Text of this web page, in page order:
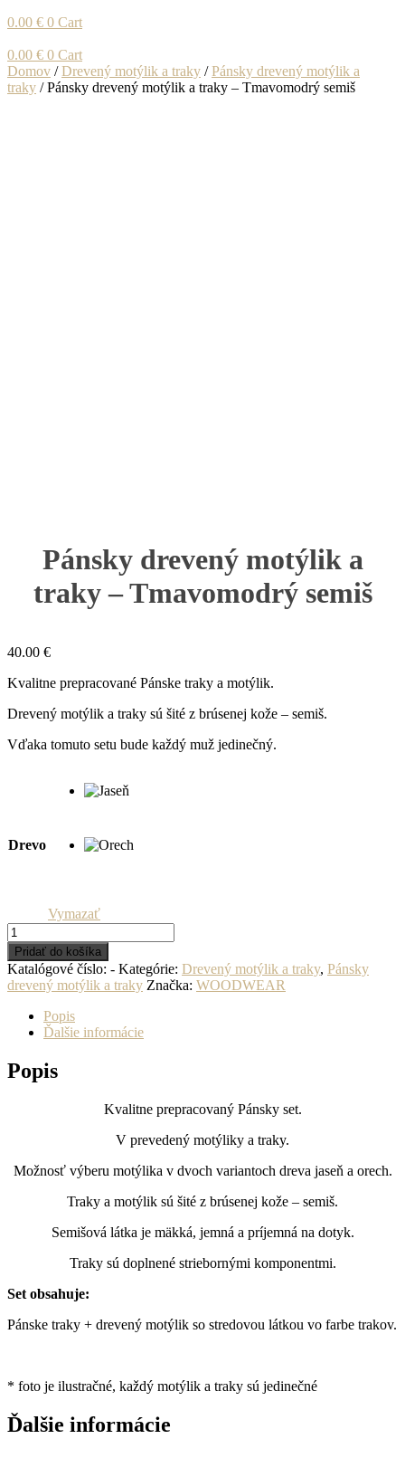
0.00 € 0 Cart
0.00 € 0 Cart
Domov /Drevený motýlik a traky /Pánsky drevený motýlik a
traky / Pánsky drevený motýlik a traky – Tmavomodrý semiš
Pánsky drevený motýlik a
traky – Tmavomodrý semiš
40.00 €
Kvalitne prepracované Pánske traky a motýlik.
Drevený motýlik a traky sú šité z brúsenej kože – semiš.
Vďaka tomuto setu bude každý muž jedinečný.
Drevo
Vymazať
množstvo
Pánsky
drevený
motýlik
a
traky
Tmavomodrý
semiš
Pridať do košíka
Katalógové číslo: - Kategórie: Drevený motýlik a traky, Pánsky
drevený motýlik a traky Značka: WOODWEAR
Popis
Ďalšie informácie
Popis
Kvalitne prepracovaný Pánsky set.
V prevedený motýliky a traky.
Možnosť výberu motýlika v dvoch variantoch dreva jaseň a orech.
Traky a motýlik sú šité z brúsenej kože – semiš.
Semišová látka je mäkká, jemná a príjemná na dotyk.
Traky sú doplnené striebornými komponentmi.
Set obsahuje:
Pánske traky + drevený motýlik so stredovou látkou vo farbe trakov.
* foto je ilustračné, každý motýlik a traky sú jedinečné
Ďalšie informácie